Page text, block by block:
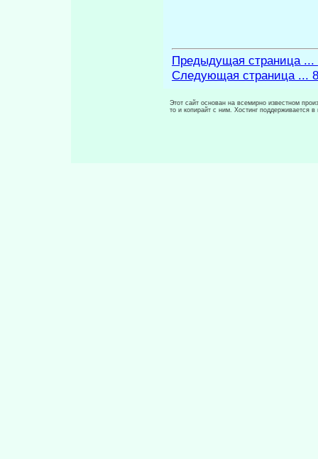
Предыдущая страница ...
Следующая страница ...
Этот сайт основан на всемирно известном
то и копирайт с ним. Хостинг поддерживается